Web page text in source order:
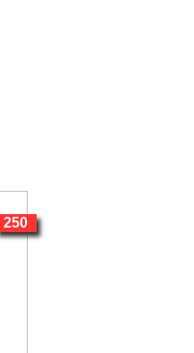
250